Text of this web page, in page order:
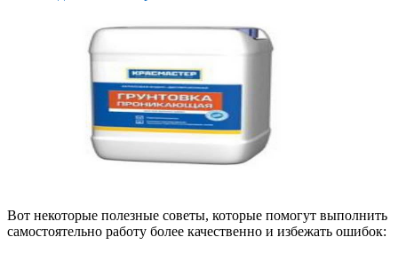
Вот некоторые полезные советы, которые помогут выполнить
самостоятельно работу более качественно и избежать ошибок: